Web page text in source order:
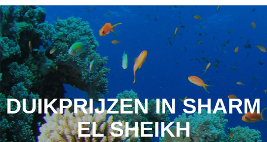
DUIKPRIJZEN IN SHARM
EL SHEIKH